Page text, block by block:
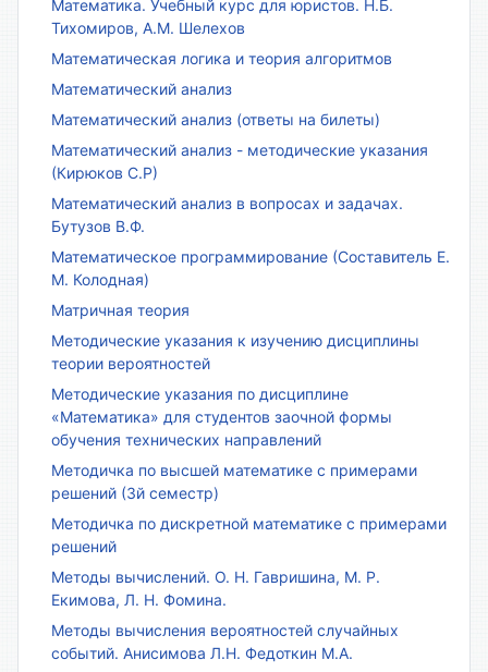
Математика. Учебный курс для юристов. Н.Б.
Тихомиров, А.М. Шелехов
Математическая логика и теория алгоритмов
Математический анализ
Математический анализ (ответы на билеты)
Математический анализ - методические указания
(Кирюков С.Р)
Математический анализ в вопросах и задачах.
Бутузов В.Ф.
Математическое программирование (Составитель Е.
М. Колодная)
Матричная теория
Методические указания к изучению дисциплины
теории вероятностей
Методические указания по дисциплине
«Математика» для студентов заочной формы
обучения технических направлений
Методичка по высшей математике с примерами
решений (3й семестр)
Методичка по дискретной математике с примерами
решений
Методы вычислений. О. Н. Гавришина, М. Р.
Екимова, Л. Н. Фомина.
Методы вычисления вероятностей случайных
событий. Анисимова Л.Н. Федоткин М.А.